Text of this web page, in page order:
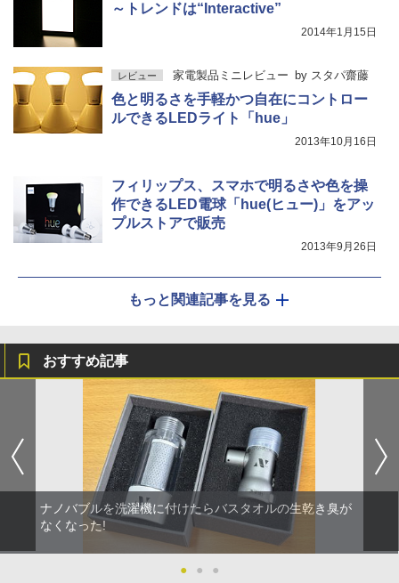
～トレンドは“Interactive”
2014年1月15日
レビュー 家電製品ミニレビュー by スタパ齋藤
色と明るさを手軽かつ自在にコントロー
ルできるLEDライト「hue」
2013年10月16日
フィリップス、スマホで明るさや色を操
作できるLED電球「hue(ヒュー)」をアッ
プルストアで販売
2013年9月26日
もっと関連記事を見る
おすすめ記事
ナノバブルを洗濯機に付けたらバスタオルの生乾き臭が
なくなった!
● ● ●